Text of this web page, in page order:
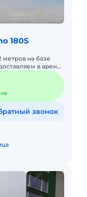
180S
метров на базе
в аренду
витрин и окон
звонок